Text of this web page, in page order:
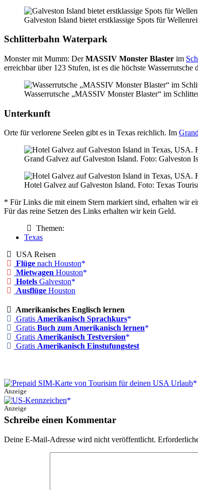
Galveston Island bietet erstklassige Spots für
Schlitterbahn Waterpark
Monster mit Mumm: DerMASSIV Monster Blaster im
erreichbar über 123 Stufen, ist es die höchste Wasserrutsche
Wasserrutsche „MASSIV Monster Blaster“ im
Unterkunft
Orte für verlorene Seelen gibt es in Texas reichlich. Im
Grand Galvez auf Galveston Island. Foto: Galveston
Hotel Galvez auf Galveston Island. Foto: Texas
* Für Links die mit einem Stern markiert sind, erhalten wir
Für das reine Setzen des Links erhalten wir kein Geld.
Themen:
Texas
USA Reisen
Flüge nach Houston
Mietwagen Houston
Hotels Galveston
Ausflüge Houston
Amerikanisches Englisch lernen
Gratis Amerikanisch Sprachkurs
Gratis Buch zum Amerikanisch lernen
Gratis Amerikanisch Testversion
Gratis Amerikanisch Einstufungstest
Anzeige
Anzeige
Schreibe einen Kommentar
Deine E-Mail-Adresse wird nicht veröffentlicht.